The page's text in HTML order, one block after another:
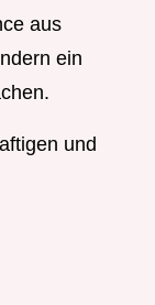
aus
ein
und